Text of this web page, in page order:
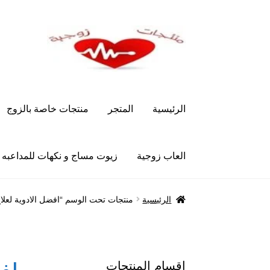
Skip
to
navigation
Skip
to
الرئيسية المتجر منتجات خاصة بالزوج
العاب زوجية زيوت مساج و نكهات للمداعبه
الرئيسية Let’s Keep In Touch أدوية تكبير و
علاج سرعة القذف
الرئيسية منتجات تحت الوسم “افضل الادوية
اقسام المنتجات